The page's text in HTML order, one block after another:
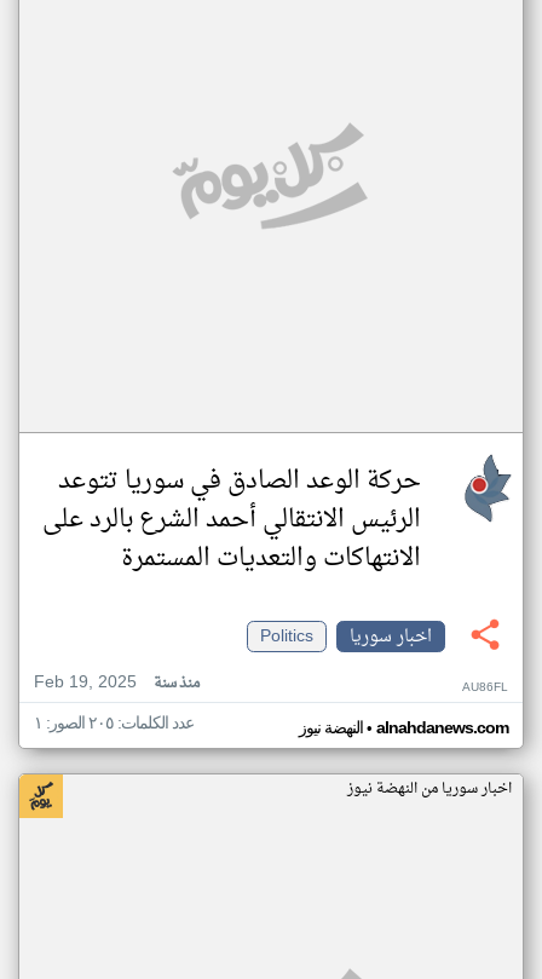
حركة الوعد الصادق في سوريا تتوعد
الرئيس الانتقالي أحمد الشرع بالرد على
الانتهاكات والتعديات المستمرة
اخبار سوريا
Politics
Feb 19, 2025
منذ سنة AU86FL
النهضة نيوز• alnahdanews.com عدد الكلمات: ٢٠٥ الصور: ١
اخبار سوريا من النهضة نيوز